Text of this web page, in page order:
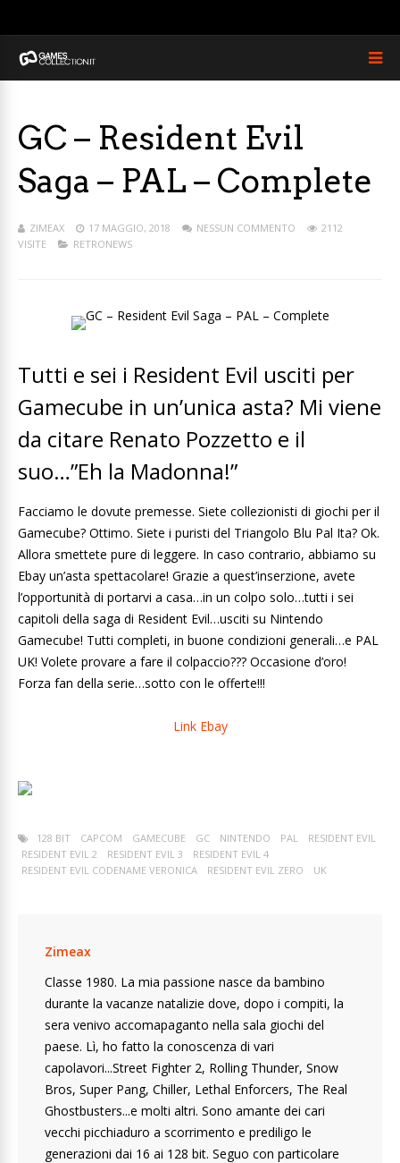
GC – Resident Evil
Saga – PAL – Complete
ZIMEAX 17 MAGGIO, 2018 NESSUN COMMENTO
2112
VISITE
RETRONEWS
Tutti e sei i Resident Evil usciti per
Gamecube in un’unica asta? Mi viene
da citare Renato Pozzetto e il
suo…”Eh la Madonna!”
Facciamo le dovute premesse. Siete collezionisti di giochi per il
Gamecube? Ottimo. Siete i puristi del Triangolo Blu Pal Ita? Ok.
Allora smettete pure di leggere. In caso contrario, abbiamo su
Ebay un’asta spettacolare! Grazie a quest’inserzione, avete
l’opportunità di portarvi a casa…in un colpo solo…tutti i sei
capitoli della saga di Resident Evil…usciti su Nintendo
Gamecube! Tutti completi, in buone condizioni generali…e PAL
UK! Volete provare a fare il colpaccio??? Occasione d’oro!
Forza fan della serie…sotto con le offerte!!!
Link Ebay
128 BIT CAPCOM GAMECUBE GC NINTENDO PAL
RESIDENT EVIL
RESIDENT EVIL 2
RESIDENT EVIL 3
RESIDENT EVIL 4
RESIDENT EVIL CODENAME VERONICA
RESIDENT EVIL ZERO UK
Zimeax
Classe 1980. La mia passione nasce da bambino
durante la vacanze natalizie dove, dopo i compiti, la
sera venivo accomapaganto nella sala giochi del
paese. Lì, ho fatto la conoscenza di vari
capolavori...Street Fighter 2, Rolling Thunder, Snow
Bros, Super Pang, Chiller, Lethal Enforcers, The Real
Ghostbusters...e molti altri. Sono amante dei cari
vecchi picchiaduro a scorrimento e prediligo le
generazioni dai 16 ai 128 bit. Seguo con particolare